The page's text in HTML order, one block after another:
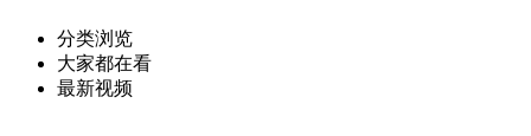
分类浏览
大家都在看
最新视频